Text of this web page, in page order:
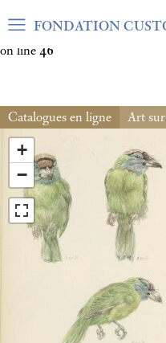
Warning: Undefined array key
on line 46
FONDATION
Catalogues en ligne Art sur
+
−